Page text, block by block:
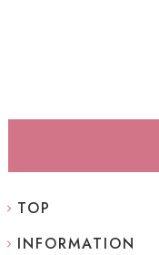
TOP
INFORMATION